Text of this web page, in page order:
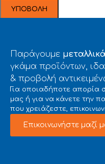
Παράγουμε
γκάμα προϊόντων,
& προβολή
Για οποιαδήποτε απορία
μας ή για να κάνετε την
που χρειάζεστε,
Επικοινωνήστε μαζί